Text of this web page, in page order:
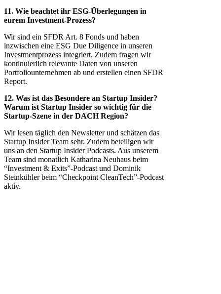
11. Wie beachtet ihr ESG-Überlegungen in
eurem Investment-Prozess?
Wir sind ein SFDR Art. 8 Fonds und haben
inzwischen eine ESG Due Diligence in unseren
Investmentprozess integriert. Zudem fragen wir
kontinuierlich relevante Daten von unseren
Portfoliounternehmen ab und erstellen einen SFDR
Report.
12. Was ist das Besondere an Startup Insider?
Warum ist Startup Insider so wichtig für die
Startup-Szene in der DACH Region?
Wir lesen täglich den Newsletter und schätzen das
Startup Insider Team sehr. Zudem beteiligen wir
uns an den Startup Insider Podcasts. Aus unserem
Team sind monatlich Katharina Neuhaus beim
“Investment & Exits”-Podcast und Dominik
Steinkühler beim “Checkpoint CleanTech”-Podcast
aktiv.